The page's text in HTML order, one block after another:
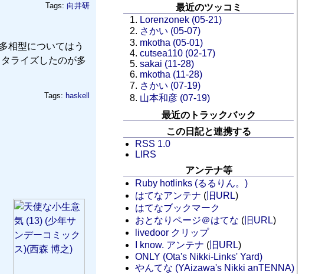
Tags: 向井研
相型についてはう
ライズしたのが多
Tags: haskell
最近のツッコミ
Lorenzonek (05-21)
さかい (05-07)
mkotha (05-01)
cutsea110 (02-17)
sakai (11-28)
mkotha (11-28)
さかい (07-19)
山本和彦 (07-19)
最近のトラックバック
この日記と連携する
RSS 1.0
LIRS
アンテナ等
Ruby hotlinks (るるりん。)
はてなアンテナ ( 旧URL)
はてなブックマーク
おとなりページ＠はてな ( 旧URL)
livedoor クリップ
I know. アンテナ ( 旧URL)
ONLY (Ota's Nikki-Links' Yard)
やんてな (YAizawa's Nikki anTENNA)